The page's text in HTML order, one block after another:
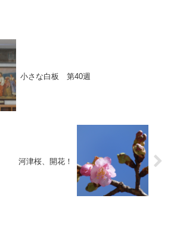
小さな白板 第40週
河津桜、開花！